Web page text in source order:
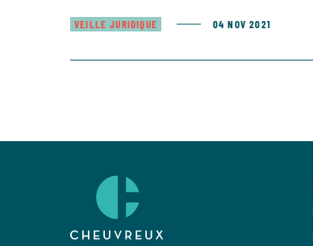
VEILLE JURIDIQUE 04 NOV 2021